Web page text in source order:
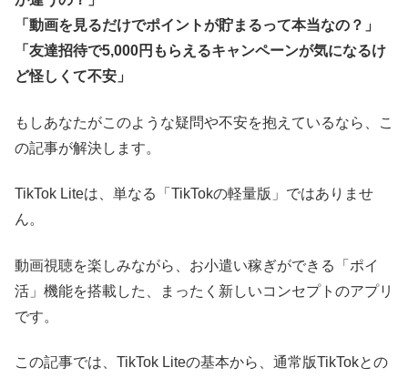
「動画を見るだけでポイントが貯まるって本当なの？」
「友達招待で5,000円もらえるキャンペーンが気になるけ
ど怪しくて不安」
もしあなたがこのような疑問や不安を抱えているなら、こ
の記事が解決します。
TikTok Liteは、単なる「TikTokの軽量版」ではありませ
ん。
動画視聴を楽しみながら、お小遣い稼ぎができる「ポイ
活」機能を搭載した、まったく新しいコンセプトのアプリ
です。
この記事では、TikTok Liteの基本から、通常版TikTokとの